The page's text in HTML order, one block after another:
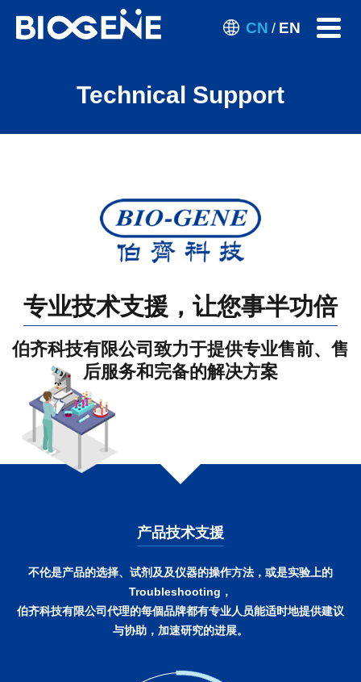
CN / EN
Technical Support
专业技术支援，让您事半功倍
伯齐科技有限公司致力于提供专业售前、售
后服务和完备的解决方案
产品技术支援
不伦是产品的选择、试剂及及仪器的操作方法，或是实验上的
Troubleshooting，
伯齐科技有限公司代理的每個品牌都有专业人员能适时地提供建议
与协助，加速研究的进展。